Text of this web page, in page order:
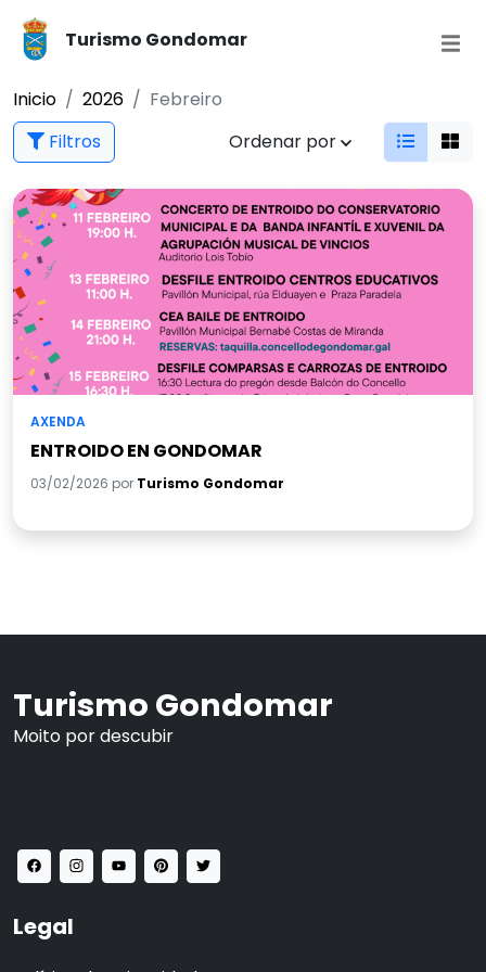
Turismo Gondomar
Inicio 2026
Febreiro
Filtros
Ordenar por
AXENDA
ENTROIDO EN GONDOMAR
03/02/2026 por Turismo Gondomar
Turismo Gondomar
Moito por descubir
Legal